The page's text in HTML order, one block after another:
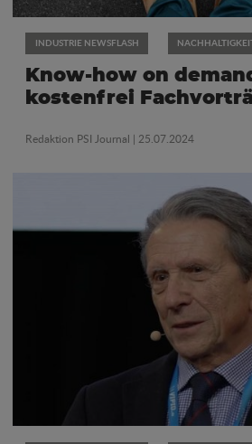
INDUSTRIE NEWSFLASH
Know-how on
kostenfrei
Redaktion PSI Journal | 25.07.2024